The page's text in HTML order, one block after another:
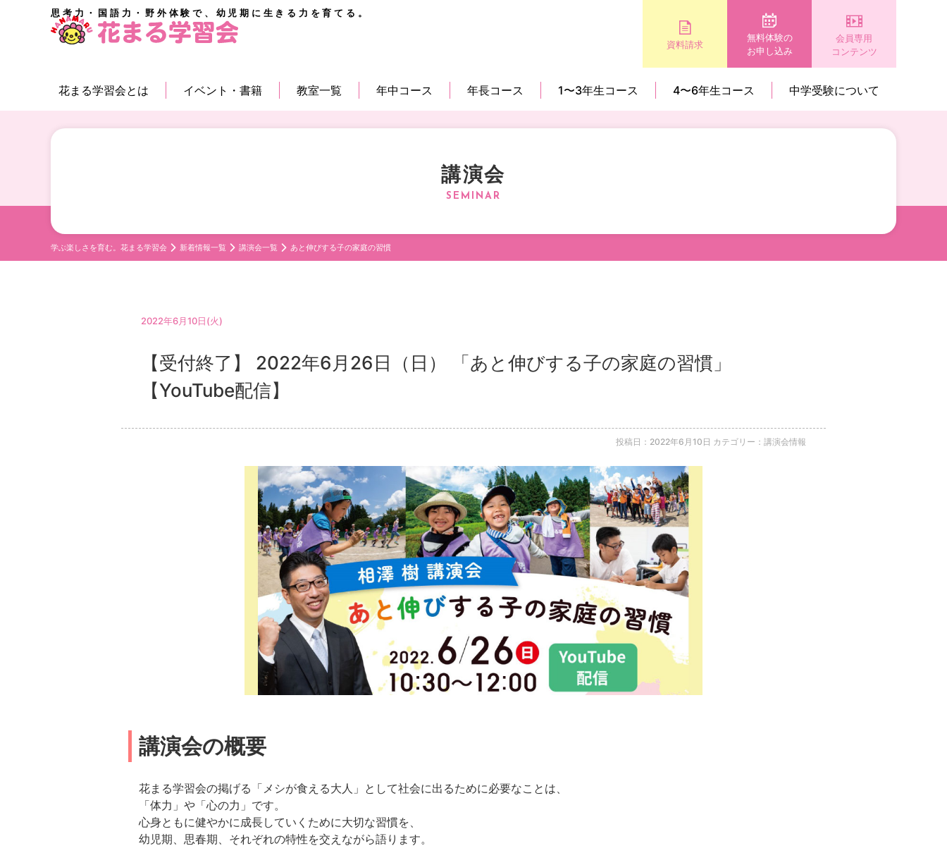
思考力・国語力・野外体験で、幼児期に生きる力を育てる。
資料請求
無料体験の
お申し込み
会員専用
コンテンツ
花まる学習会とは イベント・書籍 教室一覧 年中コース 年長コース 1〜3年生コース 4〜6年生コース 中学受験について
講演会
学ぶ楽しさを育む。花まる学習会 新着情報一覧 講演会一覧 あと伸びする子の家庭の習慣
2022年6月10日(火)
【受付終了】 2022年6月26日（日） 「あと伸びする子の家庭の習慣」
【YouTube配信】
投稿日：2022年6月10日 カテゴリー：講演会情報
講演会の概要
花まる学習会の掲げる「メシが食える大人」として社会に出るために必要なことは、
「体力」や「心の力」です。
心身ともに健やかに成長していくために大切な習慣を、
幼児期、思春期、それぞれの特性を交えながら語ります。